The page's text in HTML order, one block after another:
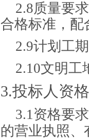
2.8质量要
合格标准，配
2.9计划工
2.10文明工
3.投标人资
3.1资格要
的营业执照 、